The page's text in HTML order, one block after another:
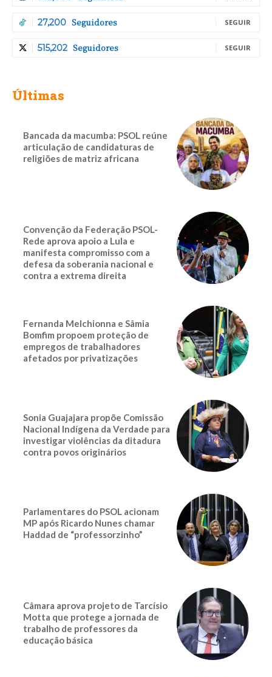
27,200 Seguidores SEGUIR
515,202 Seguidores SEGUIR
Últimas
Bancada da macumba: PSOL reúne
articulação de candidaturas de
religiões de matriz africana
Convenção da Federação PSOL-
Rede aprova apoio a Lula e
manifesta compromisso com a
defesa da soberania nacional e
contra a extrema direita
Fernanda Melchionna e Sâmia
Bomfim propoem proteção de
empregos de trabalhadores
afetados por privatizações
Sonia Guajajara propõe Comissão
Nacional Indígena da Verdade para
investigar violências da ditadura
contra povos originários
Parlamentares do PSOL acionam
MP após Ricardo Nunes chamar
Haddad de “professorzinho”
Câmara aprova projeto de Tarcísio
Motta que protege a jornada de
trabalho de professores da
educação básica